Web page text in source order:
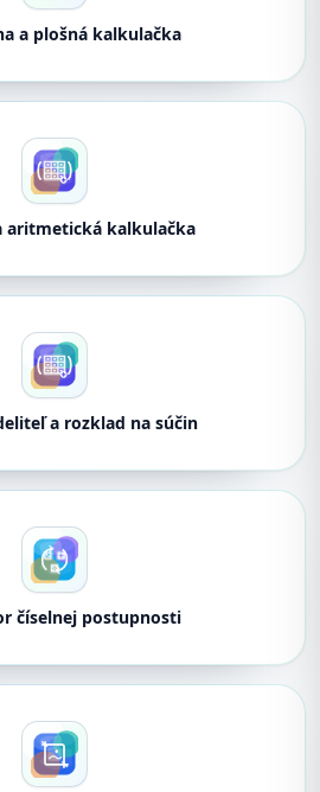
a plošná kalkulačka
aritmetická kalkulačka
a rozklad na súčin
číselnej postupnosti